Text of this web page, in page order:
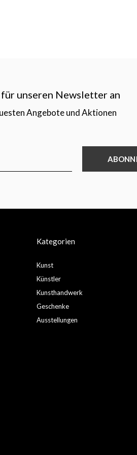
unseren Newsletter an
Angebote und Aktionen
Kategorien
Kunst
Künstler
Kunsthandwerk
Geschenke
Ausstellungen